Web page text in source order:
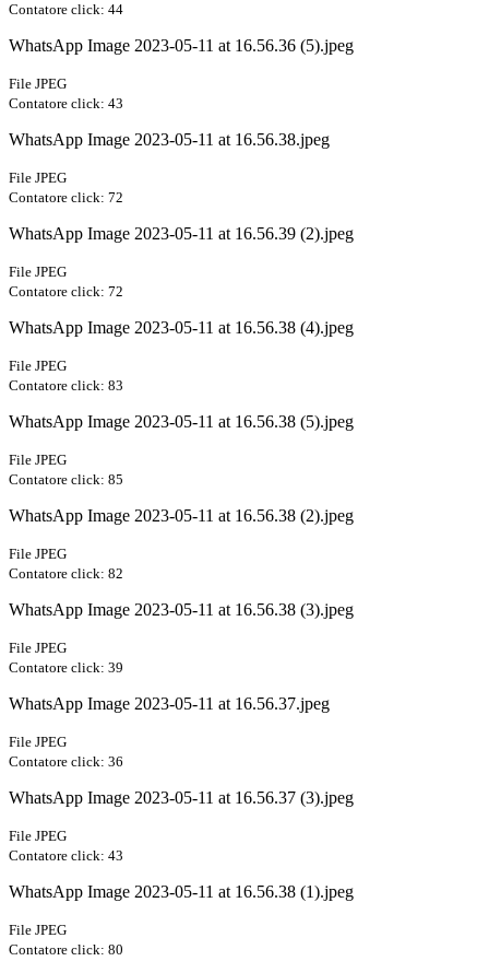
Contatore click: 44
WhatsApp Image 2023-05-11 at 16.56.36 (5).jpeg
File JPEG
Contatore click: 43
WhatsApp Image 2023-05-11 at 16.56.38.jpeg
File JPEG
Contatore click: 72
WhatsApp Image 2023-05-11 at 16.56.39 (2).jpeg
File JPEG
Contatore click: 72
WhatsApp Image 2023-05-11 at 16.56.38 (4).jpeg
File JPEG
Contatore click: 83
WhatsApp Image 2023-05-11 at 16.56.38 (5).jpeg
File JPEG
Contatore click: 85
WhatsApp Image 2023-05-11 at 16.56.38 (2).jpeg
File JPEG
Contatore click: 82
WhatsApp Image 2023-05-11 at 16.56.38 (3).jpeg
File JPEG
Contatore click: 39
WhatsApp Image 2023-05-11 at 16.56.37.jpeg
File JPEG
Contatore click: 36
WhatsApp Image 2023-05-11 at 16.56.37 (3).jpeg
File JPEG
Contatore click: 43
WhatsApp Image 2023-05-11 at 16.56.38 (1).jpeg
File JPEG
Contatore click: 80